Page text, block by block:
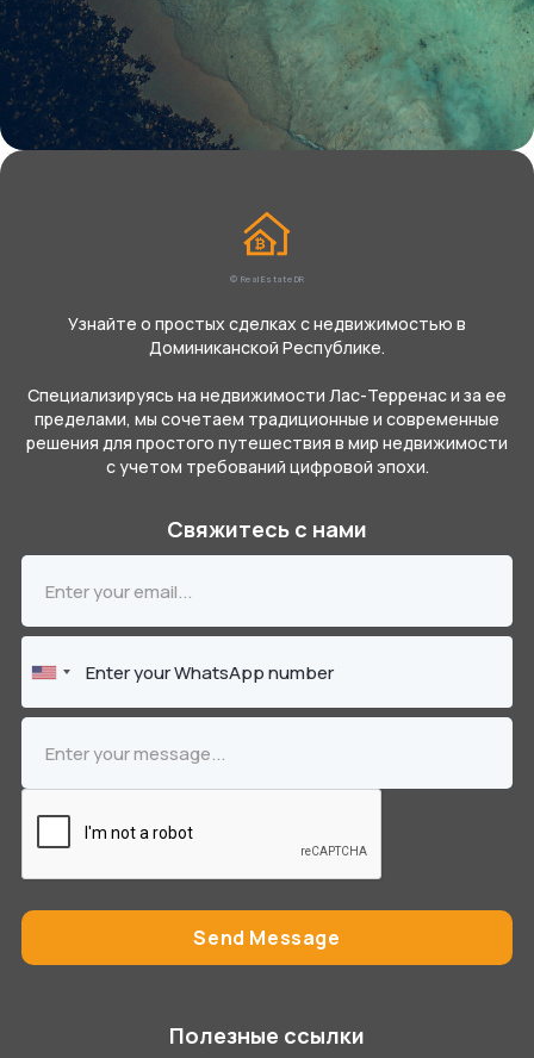
© Real Estate DR
Узнайте о простых сделках с недвижимостью в
Доминиканской Республике.
Специализируясь на недвижимости Лас-Терренас и за ее
пределами, мы сочетаем традиционные и современные
решения для простого путешествия в мир недвижимости
с учетом требований цифровой эпохи.
Свяжитесь с нами
Полезные ссылки